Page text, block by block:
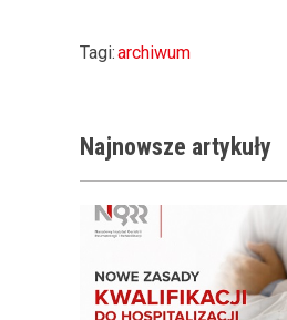
Tagi:archiwum
Najnowsze artykuły